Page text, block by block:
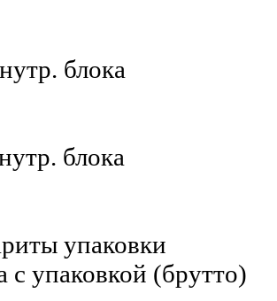
блока
блока
упаковки
с упаковкой (брутто)